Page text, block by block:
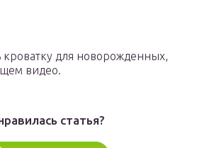
кроватку для новорожденных,
видео.
статья?